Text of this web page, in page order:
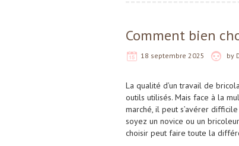
Comment bien
18 septembre 2025 by
La qualité d’un travail de
outils utilisés. Mais face à la
marché, il peut s’avérer
soyez un novice ou un
choisir peut faire toute la